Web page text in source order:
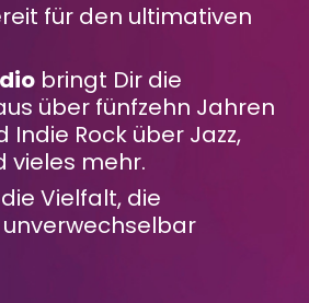
für den ultimativen
bringt Dir die
über fünfzehn Jahren
Indie Rock über Jazz,
vieles mehr.
Vielfalt, die
unverwechselbar